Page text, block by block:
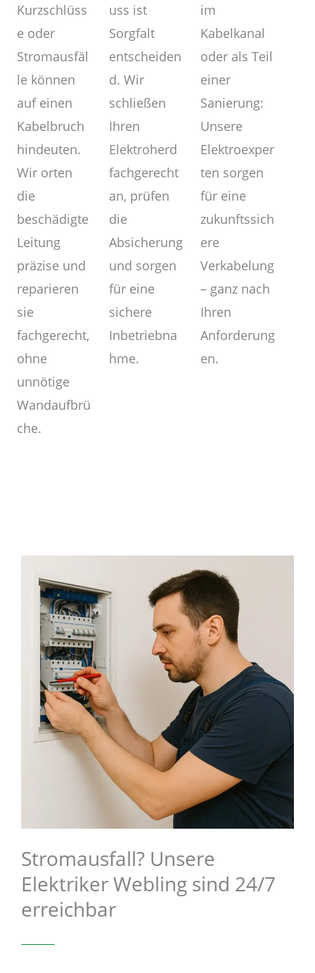
Kurzschlüss
e oder
Stromausfäl
le können
auf einen
Kabelbruch
hindeuten.
Wir orten
die
beschädigte
Leitung
präzise und
reparieren
sie
fachgerecht,
ohne
unnötige
Wandaufbrü
che.
uss ist
Sorgfalt
entscheiden
d. Wir
schließen
Ihren
Elektroherd
fachgerecht
an, prüfen
die
Absicherung
und sorgen
für eine
sichere
Inbetriebna
hme.
im
Kabelkanal
oder als Teil
einer
Sanierung:
Unsere
Elektroexper
ten sorgen
für eine
zukunftssich
ere
Verkabelung
– ganz nach
Ihren
Anforderung
en.
Stromausfall? Unsere
Elektriker Webling sind 24/7
erreichbar